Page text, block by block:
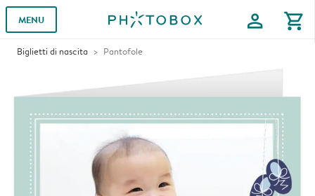
MENU profile shopping_cart
Biglietti di nascita Pantofole